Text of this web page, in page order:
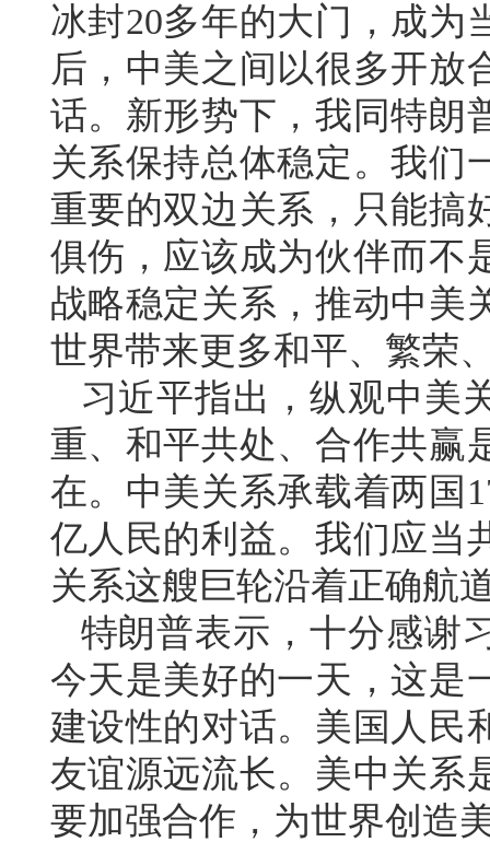
冰封20多年的大门，成为
后，中美之间以很多开放
话。新形势下，我同特朗
关系保持总体稳定。我们
重要的双边关系，只能搞
俱伤，应该成为伙伴而不
战略稳定关系，推动中美
世界带来更多和平、繁荣
习近平指出，纵观中美
重、和平共处、合作共赢
在。中美关系承载着两国
亿人民的利益。我们应当
关系这艘巨轮沿着正确航
特朗普表示，十分感谢
今天是美好的一天，这是
建设性的对话。美国人民
友谊源远流长。美中关系
要加强合作，为世界创造